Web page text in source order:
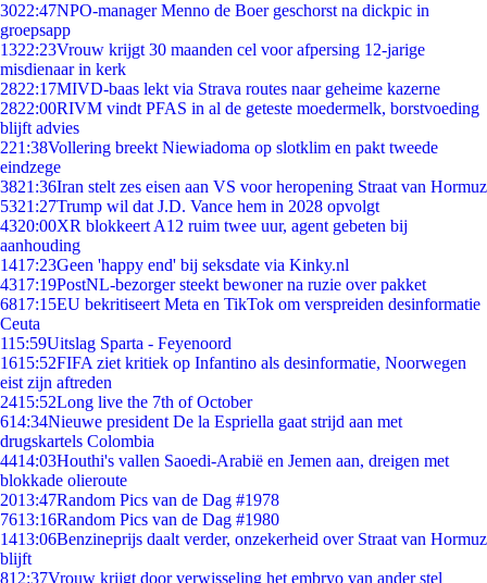
3022:47NPO-manager Menno de Boer geschorst na dickpic in
groepsapp
1322:23Vrouw krijgt 30 maanden cel voor afpersing 12-jarige
misdienaar in kerk
2822:17MIVD-baas lekt via Strava routes naar geheime kazerne
2822:00RIVM vindt PFAS in al de geteste moedermelk, borstvoeding
blijft advies
221:38Vollering breekt Niewiadoma op slotklim en pakt tweede
eindzege
3821:36Iran stelt zes eisen aan VS voor heropening Straat van Hormuz
5321:27Trump wil dat J.D. Vance hem in 2028 opvolgt
4320:00XR blokkeert A12 ruim twee uur, agent gebeten bij
aanhouding
1417:23Geen 'happy end' bij seksdate via Kinky.nl
4317:19PostNL-bezorger steekt bewoner na ruzie over pakket
6817:15EU bekritiseert Meta en TikTok om verspreiden desinformatie
Ceuta
115:59Uitslag Sparta - Feyenoord
1615:52FIFA ziet kritiek op Infantino als desinformatie, Noorwegen
eist zijn aftreden
2415:52Long live the 7th of October
614:34Nieuwe president De la Espriella gaat strijd aan met
drugskartels Colombia
4414:03Houthi's vallen Saoedi-Arabië en Jemen aan, dreigen met
blokkade olieroute
2013:47Random Pics van de Dag #1978
7613:16Random Pics van de Dag #1980
1413:06Benzineprijs daalt verder, onzekerheid over Straat van Hormuz
blijft
812:37Vrouw krijgt door verwisseling het embryo van ander stel